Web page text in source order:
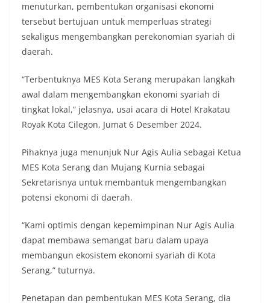
menuturkan, pembentukan organisasi ekonomi
tersebut bertujuan untuk memperluas strategi
sekaligus mengembangkan perekonomian syariah di
daerah.
“Terbentuknya MES Kota Serang merupakan langkah
awal dalam mengembangkan ekonomi syariah di
tingkat lokal,” jelasnya, usai acara di Hotel Krakatau
Royak Kota Cilegon, Jumat 6 Desember 2024.
Pihaknya juga menunjuk Nur Agis Aulia sebagai Ketua
MES Kota Serang dan Mujang Kurnia sebagai
Sekretarisnya untuk membantuk mengembangkan
potensi ekonomi di daerah.
“Kami optimis dengan kepemimpinan Nur Agis Aulia
dapat membawa semangat baru dalam upaya
membangun ekosistem ekonomi syariah di Kota
Serang,” tuturnya.
Penetapan dan pembentukan MES Kota Serang, dia